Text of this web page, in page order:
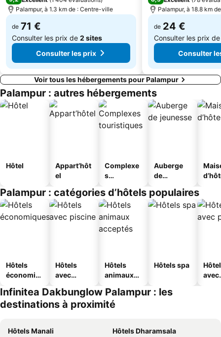
Palampur, à 1.3 km de : Centre-ville
de 71 €
Consulter les prix de 2 sites
Consulter les prix
Palampur, à 18.8 km
de 24 €
Consulter les prix
Consulter
Voir tous les hébergements pour Palampur
Palampur : autres hébergements
Hôtel
Appart’hôt
el
Complexe
s
s
Auberge
de
Palampur : catégories d’hôtels populaires
Hôtels
économiq
Hôtels
avec
Hôtels
animaux
Hôtels spa
avec
Infinitea Dakbunglow Palampur : les
destinations à proximité
Hôtels Manali
Hôtels Dharamsala